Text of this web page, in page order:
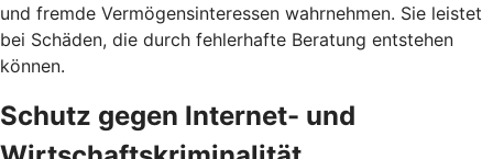
und fremde Vermögensinteressen wahrnehmen. Sie leistet
bei Schäden, die durch fehlerhafte Beratung entstehen
können.
Schutz gegen Internet- und